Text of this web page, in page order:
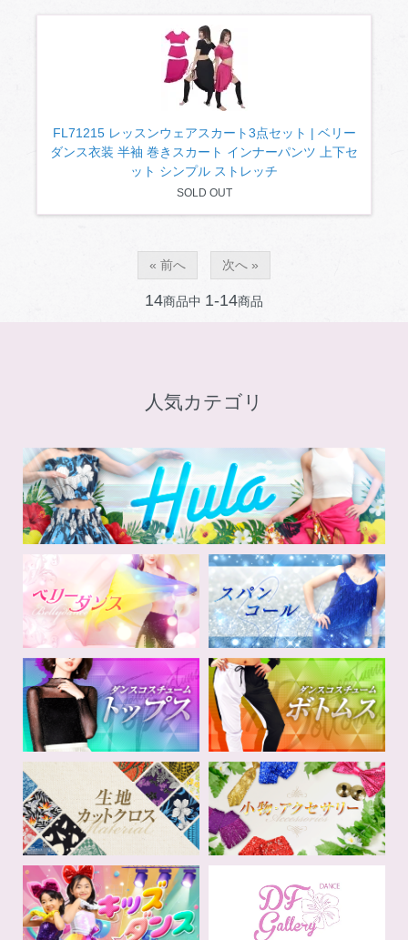
FL71215 レッスンウェアスカート3点セット | ベリー
ダンス衣装 半袖 巻きスカート インナーパンツ 上下セ
ット シンプル ストレッチ
SOLD OUT
« 前へ 次へ »
14商品中 1-14商品
人気カテゴリ